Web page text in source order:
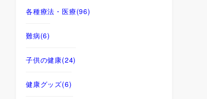
各種療法・医療(96)
難病(6)
子供の健康(24)
健康グッズ(6)